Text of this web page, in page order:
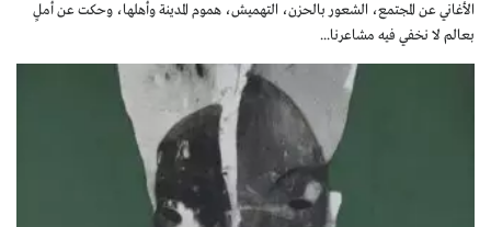
الأغاني عن المجتمع، الشعور بالحزن، التهميش، هموم المدينة وأهلها، وحكت عن أملٍ
بعالم لا نخفي فيه مشاعرنا...